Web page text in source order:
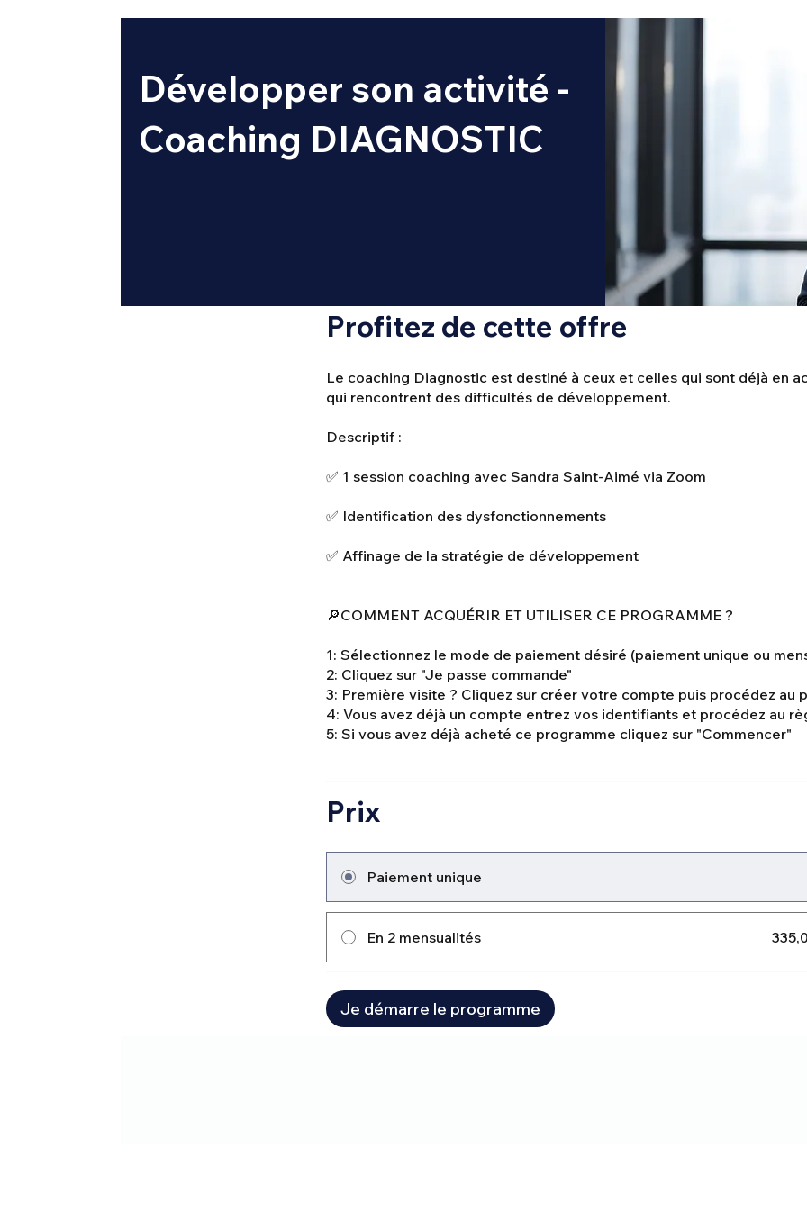
Développer son activité -
Coaching DIAGNOSTIC
Profitez de cette offre
Le coaching Diagnostic est destiné à ceux et celles qui sont déjà en
qui rencontrent des difficultés de développement.
Descriptif :
✅ 1 session coaching avec Sandra Saint-Aimé via Zoom
✅ Identification des dysfonctionnements
✅ Affinage de la stratégie de développement
🔎COMMENT ACQUÉRIR ET UTILISER CE PROGRAMME ?
1: Sélectionnez le mode de paiement désiré (paiement unique ou
2: Cliquez sur "Je passe commande"
3: Première visite ? Cliquez sur créer votre compte puis procédez au
4: Vous avez déjà un compte entrez vos identifiants et procédez au
5: Si vous avez déjà acheté ce programme cliquez sur "Commencer"
Prix
Paiement unique
En 2 mensualités
Je démarre le programme